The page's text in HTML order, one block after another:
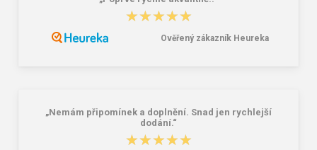
★★★★★
★★★★★
Ověřený zákazník Heureka
„Nemám připomínek a doplnění. Snad jen rychlejší
dodání.“
★★★★★
★★★★★